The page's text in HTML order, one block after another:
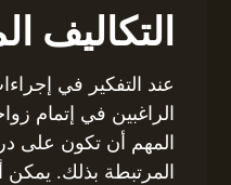
التكاليف
عند التفكير في
الراغبين في إتمام
المهم أن تكون على
المرتبطة بذلك. يمكن